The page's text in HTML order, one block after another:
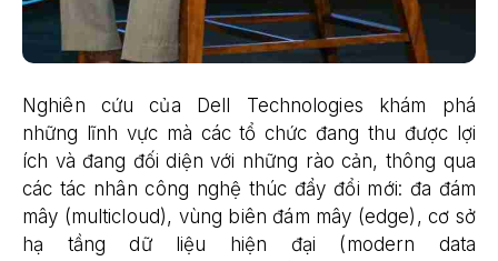
Nghiên cứu của Dell Technologies khám phá
những lĩnh vực mà các tổ chức đang thu được lợi
ích và đang đối diện với những rào cản, thông qua
các tác nhân công nghệ thúc đẩy đổi mới: đa đám
mây (multicloud), vùng biên đám mây (edge), cơ sở
hạ tầng dữ liệu hiện đại (modern data